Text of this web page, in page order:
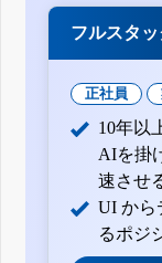
フルスタ
正社員
10年以
AIを掛
速させ
UI から
るポジ